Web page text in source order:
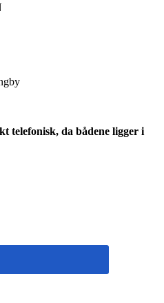
telefonisk, da bådene ligger i